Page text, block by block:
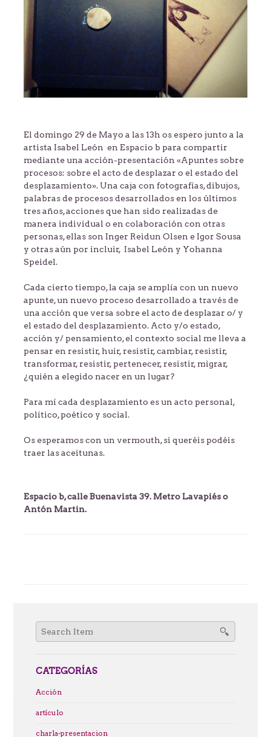
El domingo 29 de Mayo a las 13h os espero junto a la
artista Isabel León en Espacio b para compartir
mediante una acción-presentación «Apuntes sobre
procesos: sobre el acto de desplazar o el estado del
desplazamiento». Una caja con fotografías, dibujos,
palabras de procesos desarrollados en los últimos
tres años, acciones que han sido realizadas de
manera individual o en colaboración con otras
personas, ellas son Inger Reidun Olsen e Igor Sousa
y otras aún por incluir, Isabel León y Yohanna
Speidel.
Cada cierto tiempo, la caja se amplía con un nuevo
apunte, un nuevo proceso desarrollado a través de
una acción que versa sobre el acto de desplazar o/ y
el estado del desplazamiento. Acto y/o estado,
acción y/ pensamiento, el contexto social me lleva a
pensar en resistir, huir, resistir, cambiar, resistir,
transformar, resistir, pertenecer, resistir, migrar,
¿quién a elegido nacer en un lugar?
Para mí cada desplazamiento es un acto personal,
político, poético y social.
Os esperamos con un vermouth, si queréis podéis
traer las aceitunas.
Espacio b, calle Buenavista 39. Metro Lavapiés o
Antón Martin.
Search
for:
CATEGORÍAS
Acción
artículo
charla-presentacion